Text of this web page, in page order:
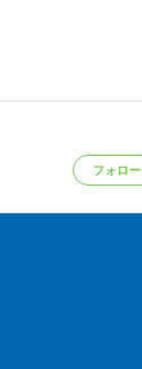
フォロー